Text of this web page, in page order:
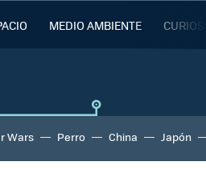
MEDIO AMBIENTE
Wars Perro China Japón